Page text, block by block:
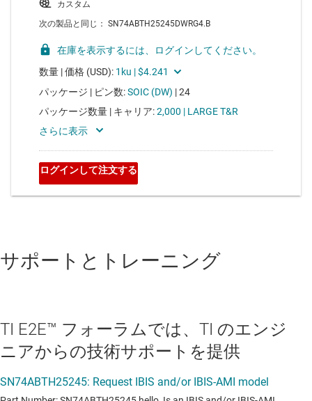
サポートとトレーニング
TI E2E™ フォーラムでは、TI のエンジ
ニアからの技術サポートを提供